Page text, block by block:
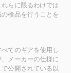
らに限るわけでは
検品を行うことを
てのギアを使用し
メーカーの仕様に
公開されている以